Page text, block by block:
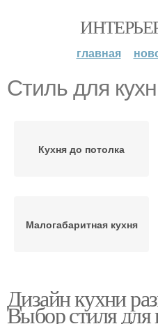
главная
Стиль для
Кухня до потолка
Малогабаритная кухня
Дизайн кухни
Выбор стиля для